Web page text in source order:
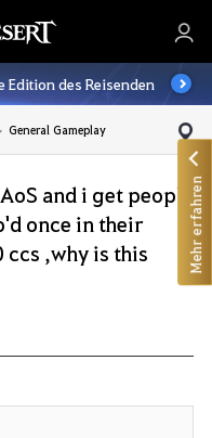
Edition des Reisenden
General Gameplay
and i get people
once in their
,why is this
Mehr erfahren